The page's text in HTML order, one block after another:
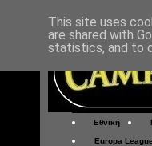
Εθνική
Europa League
This site uses
are shared with
statistics, and to